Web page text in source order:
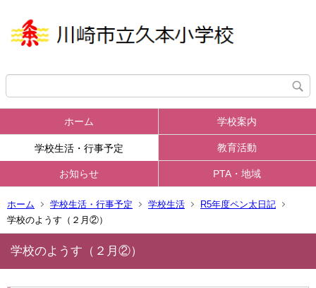
ホーム 学校案内
学校生活・行事予定 教育活動
お知らせ PTA・地域
ホーム 学校生活・行事予定 学校生活
R5年度ペン太日記
学校のようす（２月②）
学校のようす（２月②）